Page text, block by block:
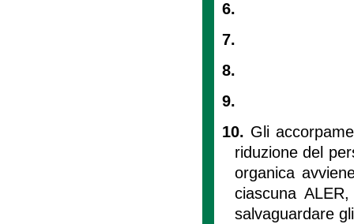
6.
7.
8.
9.
10. Gli
riduzione del
organica
ciascuna
salvaguardare